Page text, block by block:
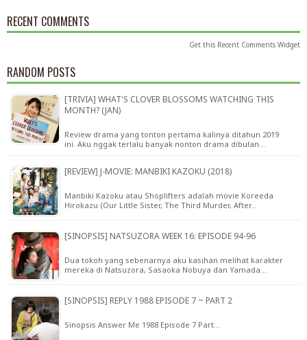
RECENT COMMENTS
Get this Recent Comments Widget
RANDOM POSTS
[TRIVIA] WHAT'S CLOVER BLOSSOMS WATCHING THIS
MONTH? (JAN)
Review drama yang tonton pertama kalinya ditahun 2019
ini. Aku nggak terlalu banyak nonton drama dibulan…
[REVIEW] J-MOVIE: MANBIKI KAZOKU (2018)
Manbiki Kazoku atau Shoplifters adalah movie Koreeda
Hirokazu (Our Little Sister, The Third Murder, After…
[SINOPSIS] NATSUZORA WEEK 16: EPISODE 94-96
Dua tokoh yang sebenarnya aku kasihan melihat karakter
mereka di Natsuzora, Sasaoka Nobuya dan Yamada…
[SINOPSIS] REPLY 1988 EPISODE 7 ~ PART 2
Sinopsis Answer Me 1988 Episode 7 Part…